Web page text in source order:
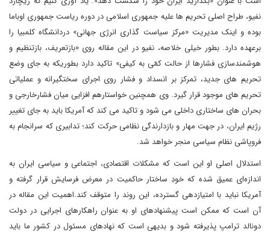
نفیو، طراح اصلی تحریم ها علیه جمهوری اسلامی در دوره ریاست جمهوری اوباما
بوده و اینک مدیریت «مرکز سیاست گذاری انرژی جهانی» دردانشگاه کلمبیا را
برعهده دارد. بطور خیلی خلاصه، نفیو در این مقاله روی «بازتعریف، بازتنظیم و
هوشمندسازی فشارها از حالت کمّی به کیفی» تاکید دارد بطوریکه به جای وضع
تحریم های جدید، تمرکز بر انسداد و فشار روی اجرای سختگیرانه و عملیاتی
تحریم های موجود قرار گیرد. وی همچنین خواستارهم افزایی میان فشارخارجی و
بحران های ساختاری داخلی می شود و تاکید می کند که آمریکا باید به جای تغییر
رژیم ایران، در جهت مهار و بازدارندگی نظامی حرکت کند؛ تدابیری که سرانجام به
فروپاشی نظام سیاسی منجر خواهد شد.
استدلال اصلی او این است که مشکلات اقتصادی، اجتماعی و سیاسی ایران به
اندازه‌ای عمیق شده که خودِ ساختار حاکمیت در معرض فرسایش قرار گرفته و
آمریکا نباید با امتیازدهی گسترده، این روند را متوقف کند.اهمیت این مقاله در
آن است که ممکن است پیشنهادهای او به عنوان راهکارهای اجرایی در دولت
دونالد ترامپ پذیرفته شود و بدیهی است که نهادهای مسئول در کشور ما باید